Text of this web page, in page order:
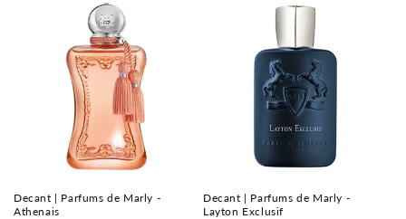
Decant | Parfums de Marly -
Athenais
Decant | Parfums de Marly -
Layton Exclusif